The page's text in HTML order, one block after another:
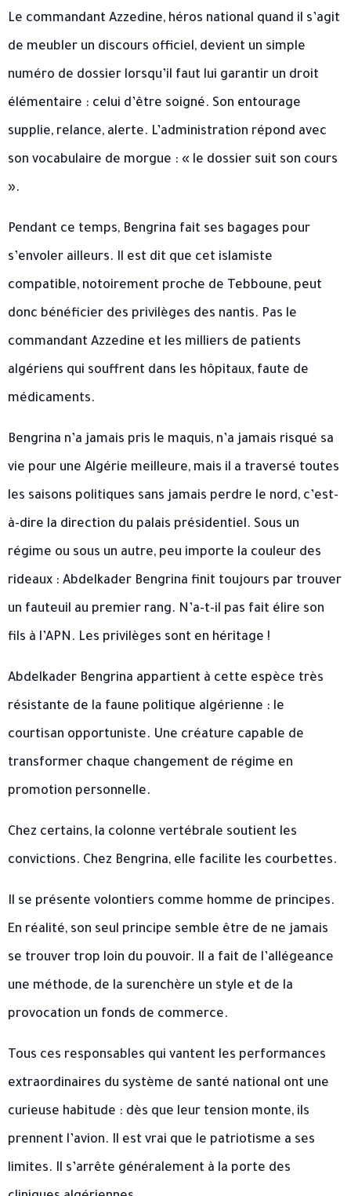
Le commandant Azzedine, héros national quand il s’agit
de meubler un discours officiel, devient un simple
numéro de dossier lorsqu’il faut lui garantir un droit
élémentaire : celui d’être soigné. Son entourage
supplie, relance, alerte. L’administration répond avec
son vocabulaire de morgue : « le dossier suit son cours
».
Pendant ce temps, Bengrina fait ses bagages pour
s’envoler ailleurs. Il est dit que cet islamiste
compatible, notoirement proche de Tebboune, peut
donc bénéficier des privilèges des nantis. Pas le
commandant Azzedine et les milliers de patients
algériens qui souffrent dans les hôpitaux, faute de
médicaments.
Bengrina n’a jamais pris le maquis, n’a jamais risqué sa
vie pour une Algérie meilleure, mais il a traversé toutes
les saisons politiques sans jamais perdre le nord, c’est-
à-dire la direction du palais présidentiel. Sous un
régime ou sous un autre, peu importe la couleur des
rideaux : Abdelkader Bengrina finit toujours par trouver
un fauteuil au premier rang. N’a-t-il pas fait élire son
fils à l’APN. Les privilèges sont en héritage !
Abdelkader Bengrina appartient à cette espèce très
résistante de la faune politique algérienne : le
courtisan opportuniste. Une créature capable de
transformer chaque changement de régime en
promotion personnelle.
Chez certains, la colonne vertébrale soutient les
convictions. Chez Bengrina, elle facilite les courbettes.
Il se présente volontiers comme homme de principes.
En réalité, son seul principe semble être de ne jamais
se trouver trop loin du pouvoir. Il a fait de l’allégeance
une méthode, de la surenchère un style et de la
provocation un fonds de commerce.
Tous ces responsables qui vantent les performances
extraordinaires du système de santé national ont une
curieuse habitude : dès que leur tension monte, ils
prennent l’avion. Il est vrai que le patriotisme a ses
limites. Il s’arrête généralement à la porte des